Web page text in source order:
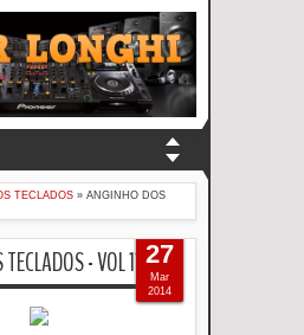
TECLADOS » ANGINHO DOS
- VOL 11 27
Mar
2014